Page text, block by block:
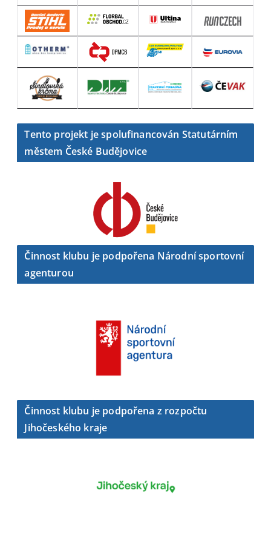
Tento projekt je spolufinancován Statutárním
městem České Budějovice
Činnost klubu je podpořena Národní sportovní
agenturou
Činnost klubu je podpořena z rozpočtu
Jihočeského kraje